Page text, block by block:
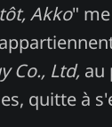
Akko"
Co., Ltd, au
quitte à